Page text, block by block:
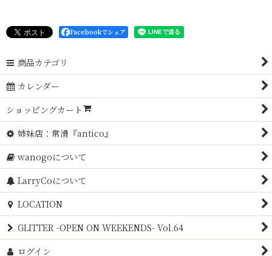
Facebookでシェア
商品カテゴリ
カレンダー
ショッピングカート
姉妹店：常滑『antico』
wanogoについて
LarryCoについて
LOCATION
GLITTER -OPEN ON WEEKENDS- Vol.64
ログイン